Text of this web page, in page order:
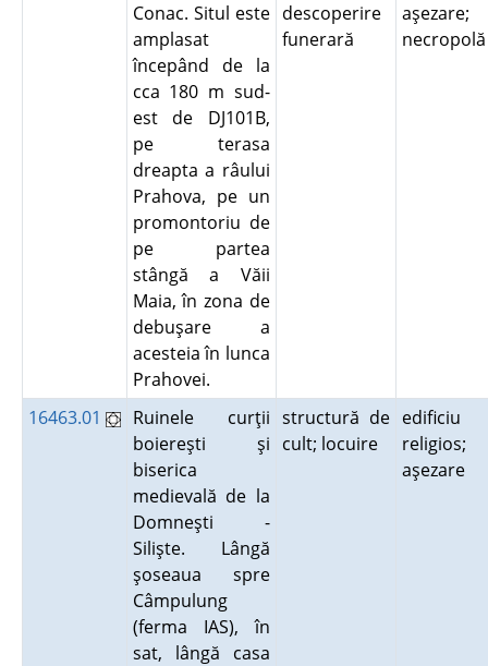
Conac. Situl este
amplasat
începând de la
cca 180 m sud-
est de DJ101B,
pe terasa
dreapta a râului
Prahova, pe un
promontoriu de
pe partea
stângă a Văii
Maia, în zona de
debuşare a
acesteia în lunca
Prahovei.
descoperire
funerară
aşezare;
16463.01
Ruinele curţii
boiereşti şi
biserica
medievală de la
Domneşti -
Silişte. Lângă
şoseaua spre
Câmpulung
(ferma IAS), în
sat, lângă casa
structură de
cult; locuire
edificiu
religios;
aşezare